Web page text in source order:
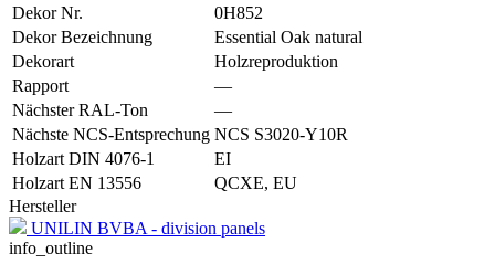
Dekor Nr.
0H852
Dekor Bezeichnung
Essential Oak natural
Dekorart
Holzreproduktion
Rapport
—
Nächster RAL-Ton
—
Nächste NCS-Entsprechung NCS S3020-Y10R
Holzart DIN 4076-1
EI
Holzart EN 13556
QCXE, EU
Hersteller
UNILIN BVBA - division panels
info_outline